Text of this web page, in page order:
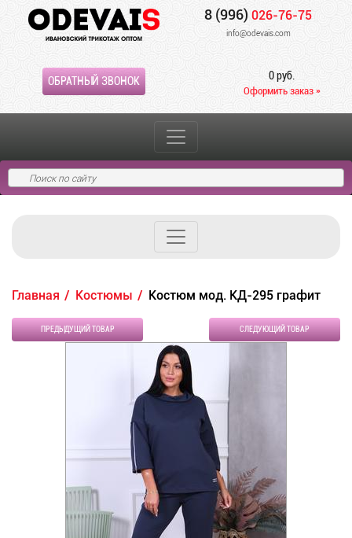
8 (996) 026-76-75
info@odevais.com
ОБРАТНЫЙ ЗВОНОК 0 руб.
Оформить заказ »
Главная Костюмы Костюм мод. КД-295 графит
ПРЕДЫДУЩИЙ ТОВАР СЛЕДУЮЩИЙ ТОВАР